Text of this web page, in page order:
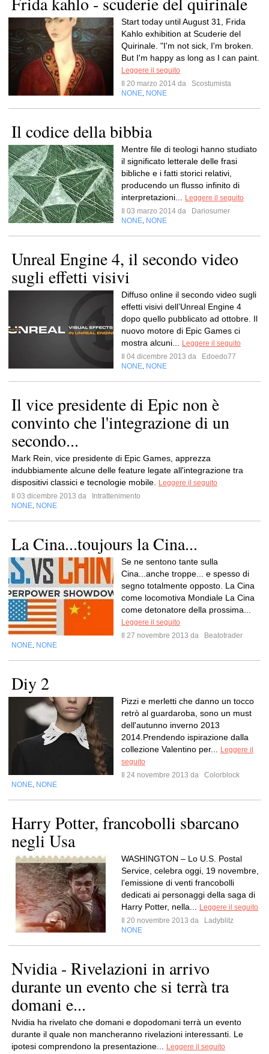
Start today until August 31, Frida
Kahlo exhibition at Scuderie del
Quirinale. "I'm not sick, I'm broken.
But I'm happy as long as I can paint.
Leggere il seguito
Il 20 marzo 2014 da
Scostumista
NONE NONE
Il codice della bibbia
Mentre file di teologi hanno studiato
il significato letterale delle frasi
bibliche e i fatti storici relativi,
producendo un flusso infinito di
interpretazioni...
Leggere il seguito
Il 03 marzo 2014 da
Dariosumer
NONE NONE
Unreal Engine 4, il secondo video
sugli effetti visivi
Diffuso online il secondo video sugli
effetti visivi dell’Unreal Engine 4
dopo quello pubblicato ad ottobre. Il
nuovo motore di Epic Games ci
mostra alcuni...
Leggere il seguito
Il 04 dicembre 2013 da
Edoedo77
NONE NONE
Il vice presidente di Epic non è
convinto che l'integrazione di un
secondo...
Mark Rein, vice presidente di Epic Games, apprezza
indubbiamente alcune delle feature legate all'integrazione tra
dispositivi classici e tecnologie mobile.
Leggere il seguito
Il 03 dicembre 2013 da
Intrattenimento
NONE NONE
La Cina...toujours la Cina...
Se ne sentono tante sulla
Cina...anche troppe... e spesso di
segno totalmente opposto. La Cina
come locomotiva Mondiale La Cina
come detonatore della prossima...
Leggere il seguito
Il 27 novembre 2013 da
Beatotrader
NONE NONE
Diy 2
Pizzi e merletti che danno un tocco
retrò al guardaroba, sono un must
dell'autunno inverno 2013
2014.Prendendo ispirazione dalla
collezione Valentino per...
Leggere il
seguito
Il 24 novembre 2013 da
Colorblock
NONE NONE
Harry Potter, francobolli sbarcano
negli Usa
WASHINGTON – Lo U.S. Postal
Service, celebra oggi, 19 novembre,
l’emissione di venti francobolli
dedicati ai personaggi della saga di
Harry Potter, nella...
Leggere il seguito
Il 20 novembre 2013 da
Ladyblitz
NONE
Nvidia - Rivelazioni in arrivo
durante un evento che si terrà tra
domani e...
Nvidia ha rivelato che domani e dopodomani terrà un evento
durante il quale non mancheranno rivelazioni interessanti. Le
ipotesi comprendono la presentazione...
Leggere il seguito